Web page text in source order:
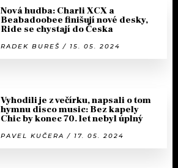
Nová hudba: Charli XCX a
Beabadoobee finišují nové desky,
Ride se chystají do Česka
RADEK BUREŠ / 15. 05. 2024
Vyhodili je z večírku, napsali o tom
hymnu disco music: Bez kapely
Chic by konec 70. let nebyl úplný
PAVEL KUČERA / 17. 05. 2024